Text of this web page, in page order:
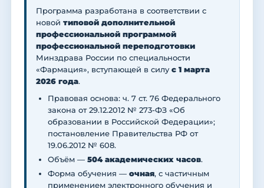
Программа разработана в соответствии с
новой типовой дополнительной
профессиональной программой
профессиональной переподготовки
Минздрава России по специальности
«Фармация», вступающей в силус 1 марта
2026 года.
Правовая основа: ч. 7 ст. 76 Федерального
закона от 29.12.2012 № 273-ФЗ «Об
образовании в Российской Федерации»;
постановление Правительства РФ от
19.06.2012 № 608.
Объём — 504 академических часов.
Форма обучения — очная, с частичным
применением электронного обучения и